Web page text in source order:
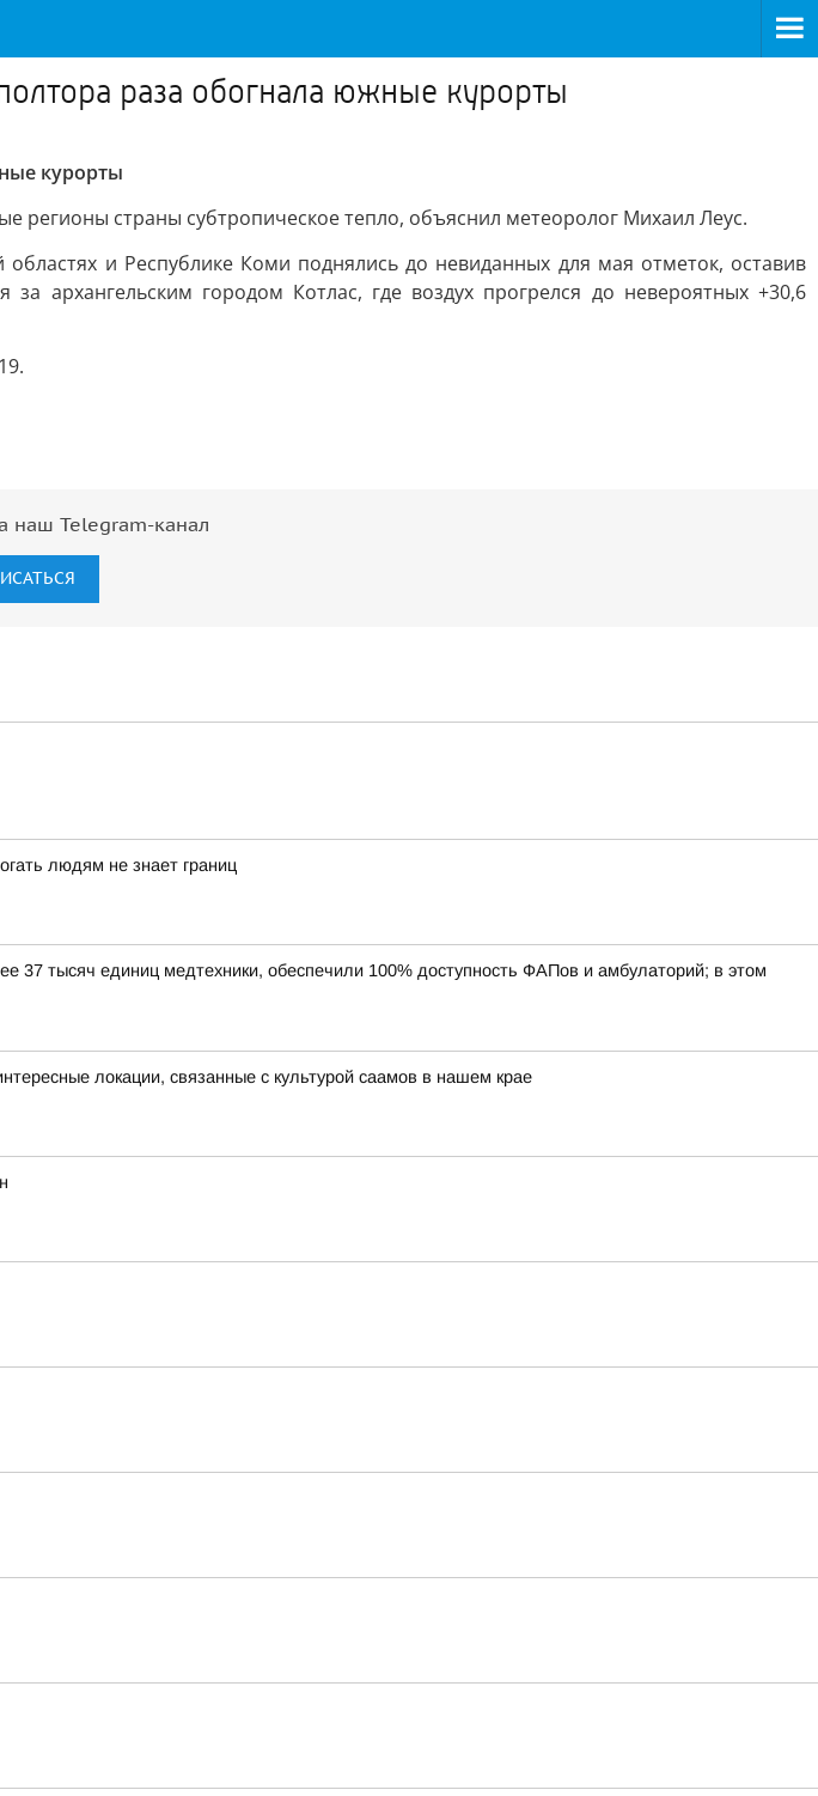
раза обогнала южные курорты
курорты
страны субтропическое тепло, объяснил метеоролог Михаил Леус.
и Республике Коми поднялись до невиданных для мая отметок, оставив
архангельским городом Котлас, где воздух прогрелся до невероятных +30,6
наш Telegram-канал
людям не знает границ
37 тысяч единиц медтехники, обеспечили 100% доступность ФАПов и амбулаторий; в этом
локации, связанные с культурой саамов в нашем крае